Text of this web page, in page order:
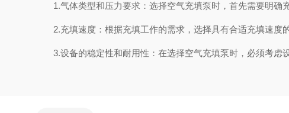
1.气体类型和压力要求：选择空气充填泵时，首先需要明确
2.充填速度：根据充填工作的需求，选择具有合适充填速度
3.设备的稳定性和耐用性：在选择空气充填泵时，必须考虑